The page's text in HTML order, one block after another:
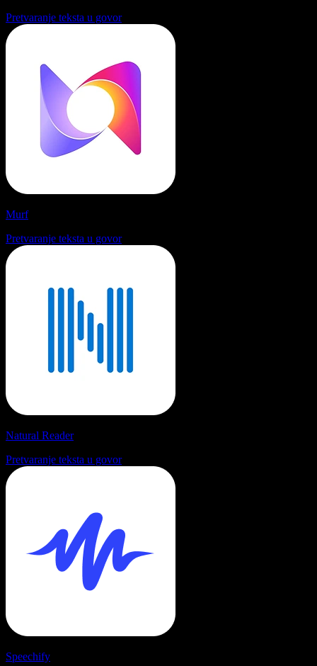
Pretvaranje teksta u govor
Murf
Pretvaranje teksta u govor
Natural Reader
Pretvaranje teksta u govor
Speechify